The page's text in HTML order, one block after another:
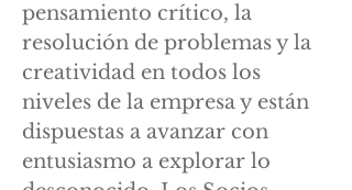
pensamiento crítico, la
resolución de problemas y la
creatividad en todos los
niveles de la empresa y están
dispuestas a avanzar con
entusiasmo a explorar lo